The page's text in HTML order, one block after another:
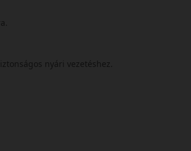
nyári vezetéshez.